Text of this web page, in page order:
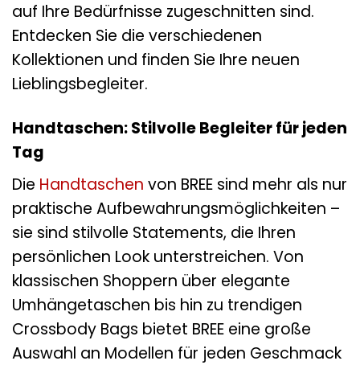
auf Ihre Bedürfnisse zugeschnitten sind.
Entdecken Sie die verschiedenen
Kollektionen und finden Sie Ihre neuen
Lieblingsbegleiter.
Handtaschen: Stilvolle Begleiter für jeden
Tag
Die Handtaschen von BREE sind mehr als nur
praktische Aufbewahrungsmöglichkeiten –
sie sind stilvolle Statements, die Ihren
persönlichen Look unterstreichen. Von
klassischen Shoppern über elegante
Umhängetaschen bis hin zu trendigen
Crossbody Bags bietet BREE eine große
Auswahl an Modellen für jeden Geschmack